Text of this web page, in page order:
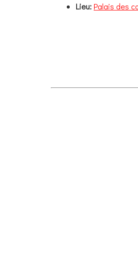
Lieu:Palais des